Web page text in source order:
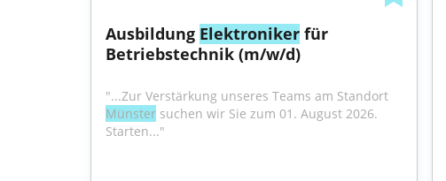
Ausbildung Elektroniker für
Betriebstechnik (m/w/d)
Münster suchen wir Sie zum 01. August 2026.
Starten..."